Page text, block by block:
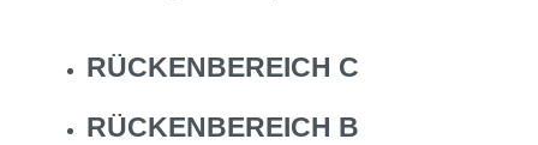
RÜCKENBEREICH C
RÜCKENBEREICH B